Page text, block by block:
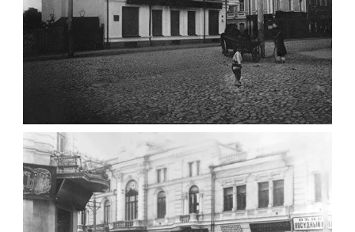
ФОТО ЖИТОМИРА 1905 ВУЛ.
МИХАЙЛІВСЬКА-СКОРУЛЬСЬКОГО
Фото Житомира період
до 1917 року
Leave a comment